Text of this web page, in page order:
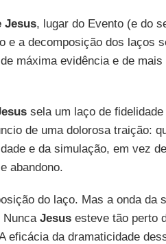
Jesus, lugar do Evento (e do
e a decomposição dos laços
máxima evidência e de
sela um laço de fidelidade
de uma dolorosa traição:
e da simulação, em vez
abandono.
do laço. Mas a onda da
Nunca Jesusesteve tão perto
eficácia da dramaticidade